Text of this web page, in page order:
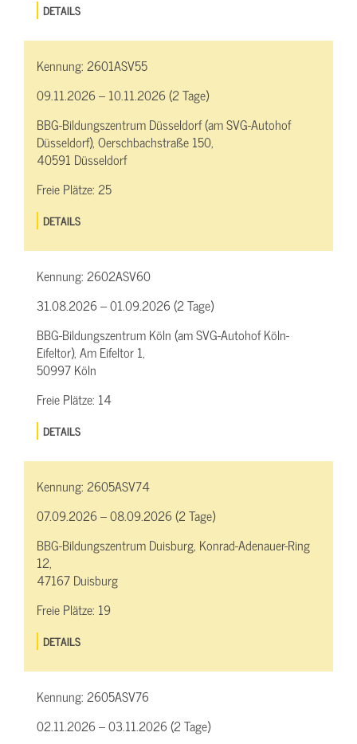
DETAILS
Kennung:2601ASV55
09.11.2026 – 10.11.2026 (2 Tage)
BBG-Bildungszentrum Düsseldorf (am SVG-Autohof
Düsseldorf), Oerschbachstraße 150,
40591 Düsseldorf
Freie Plätze:25
DETAILS
Kennung:2602ASV60
31.08.2026 – 01.09.2026 (2 Tage)
BBG-Bildungszentrum Köln (am SVG-Autohof Köln-
Eifeltor), Am Eifeltor 1,
50997 Köln
Freie Plätze: 14
DETAILS
Kennung:2605ASV74
07.09.2026 – 08.09.2026 (2 Tage)
BBG-Bildungszentrum Duisburg, Konrad-Adenauer-Ring
12,
47167 Duisburg
Freie Plätze: 19
DETAILS
Kennung:2605ASV76
02.11.2026 – 03.11.2026 (2 Tage)